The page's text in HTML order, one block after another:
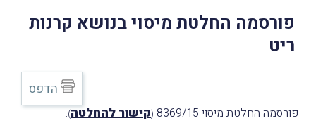
פורסמה החלטת מיסוי בנושא קרנות
ריט
פורסמה החלטת מיסוי 8369/15 (קישור להחלטה)
.